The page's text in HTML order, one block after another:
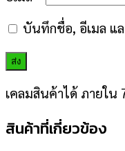
บันทึกชื่อ, อีเมล แ
เคลมสินค้าได้ ภายใ
สินค้าที่เกี่ยวข้อง